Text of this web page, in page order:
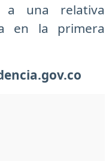
a una relativa
en la primera